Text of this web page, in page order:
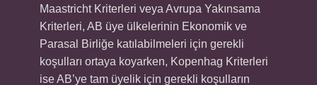
Maastricht Kriterleri veya Avrupa Yakınsama
Kriterleri, AB üye ülkelerinin Ekonomik ve
Parasal Birliğe katılabilmeleri için gerekli
koşulları ortaya koyarken, Kopenhag Kriterleri
ise AB’ye tam üyelik için gerekli koşulların